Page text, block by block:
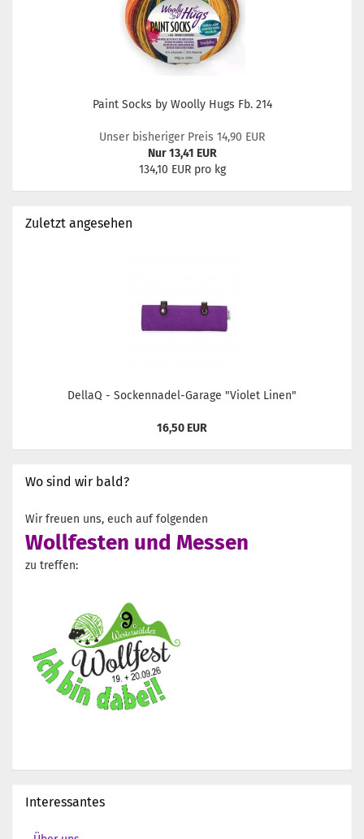
Paint Socks by Woolly Hugs Fb. 214
Unser bisheriger Preis 14,90 EUR
Nur 13,41 EUR
134,10 EUR pro kg
Zuletzt angesehen
DellaQ - Sockennadel-Garage "Violet Linen"
16,50 EUR
Wo sind wir bald?
Wir freuen uns, euch auf folgenden
Wollfesten und Messen
zu treffen:
Interessantes